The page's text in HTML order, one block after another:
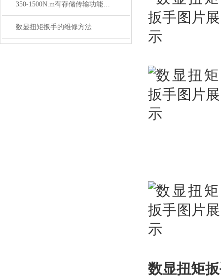
350-1500N.m有存储传输功能的数显扭矩扳手SGTS
数显扭矩扳手的维修方法
数显扭矩